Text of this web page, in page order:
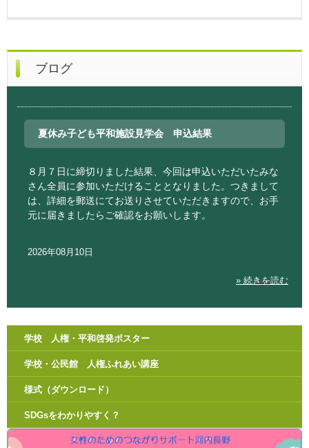
ブログ
夏休み子ども平和施設見学会 申込結果
８月７日に締切りました結果、今回は申込いただいたみな
さん全員に参加いただけることとなりました。つきまして
は、詳細を郵送にてお送りさせていただきますので、お手
元に届きましたらご確認をお願いします。
2026年08月10日
» 続きを読む
学校 人権・平和啓発ポスター
学校・公民館 人権ふれあい講座
様式（ダウンロード）
SDGsをわかりやすく？